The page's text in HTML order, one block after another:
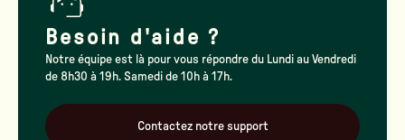
Besoin d'aide ?
Notre équipe est là pour vous répondre du Lundi au Vendredi
de 8h30 à 19h. Samedi de 10h à 17h.
Contactez notre support